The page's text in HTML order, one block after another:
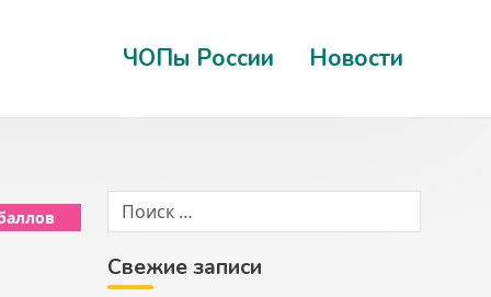
ЧОПы России Новости
Свежие записи